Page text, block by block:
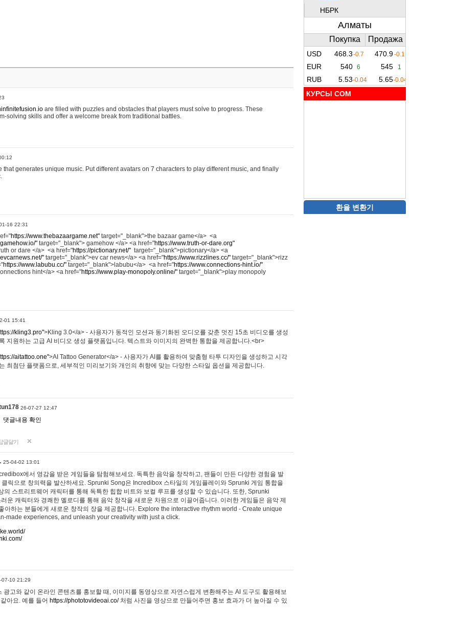
are filled with puzzles and obstacles that players must solve to progress. These
solving skills and offer a welcome break from traditional battles.
that generates unique music. Put different avatars on 7 characters to play different music, and finally
16 22:31
https://www.thebazaargame.net" target="_blank">the bazaar game</a> <a
" target="_blank"> gamehow </a> <a href="https://www.truth-or-dare.org"
or dare </a> <a href="https://pictionary.net/" target="_blank">pictionary</a> <a
" target="_blank">ev car news</a> <a href="https://www.rizzlines.cc/" target="_blank">rizz
https://www.labubu.cc/" target="_blank">labubu</a> <a href="https://www.connections-hint.io/"
hint</a> <a href="https://www.play-monopoly.online/" target="_blank">play monopoly
01 15:41
kling3.pro">Kling 3.0</a> - 사용자가 동적인 모션과 동기화된 오디오를 갖춘 멋진 15초 비디오를 생성
지원하는 고급 AI 비디오 생성 플랫폼입니다. 텍스트와 이미지의 완벽한 통합을 제공합니다.<br>
aitattoo.one">AI Tattoo Generator</a> - 사용자가 AI를 활용하여 맞춤형 타투 디자인을 생성하고 시각
최첨단 플랫폼으로, 세부적인 미리보기와 개인의 취향에 맞는 다양한 스타일 옵션을 제공합니다.
26-07-27 12:47
댓글내용 확인
글달기
25-04-02 13:01
에서 영감을 받은 게임들을 탐험해보세요. 독특한 음악을 창작하고, 팬들이 만든 다양한 경험을 발
클릭으로 창의력을 발산하세요. Sprunki Song은 Incredibox 스타일의 게임플레이와 Sprunki 게임 통합을
의 스트리트웨어 캐릭터를 통해 독특한 힙합 비트와 보컬 루프를 생성할 수 있습니다. 또한, Sprunki
운 캐릭터와 경쾌한 멜로디를 통해 음악 창작을 새로운 차원으로 이끌어줍니다. 이러한 게임들은 음악 제
아하는 분들에게 새로운 창작의 장을 제공합니다. Explore the interactive rhythm world - Create unique
made experiences, and unleash your creativity with just a click.
07-10 21:29
광고와 같이 온라인 콘텐츠를 홍보할 때, 이미지를 동영상으로 자연스럽게 변환해주는 AI 도구도 활용해보
아요. 예를 들어 https://phototovideoai.co/처럼 사진을 영상으로 만들어주면 홍보 효과가 더 높아질 수 있
КУРСЫ COM
환율 변환기